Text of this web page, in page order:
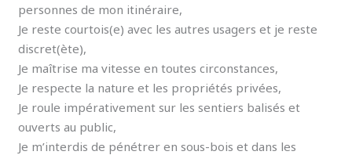
personnes de mon itinéraire,
Je reste courtois(e) avec les autres usagers et je reste
discret(ète),
Je maîtrise ma vitesse en toutes circonstances,
Je respecte la nature et les propriétés privées,
Je roule impérativement sur les sentiers balisés et
ouverts au public,
Je m’interdis de pénétrer en sous-bois et dans les